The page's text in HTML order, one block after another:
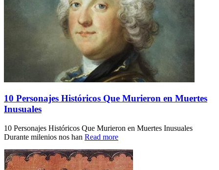
10 Personajes Históricos Que Murieron en Muertes
Inusuales
10 Personajes Históricos Que Murieron en Muertes Inusuales
Durante milenios nos han Read more